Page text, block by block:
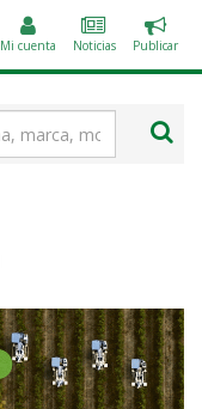
Mi cuenta Noticias
un
Publicar